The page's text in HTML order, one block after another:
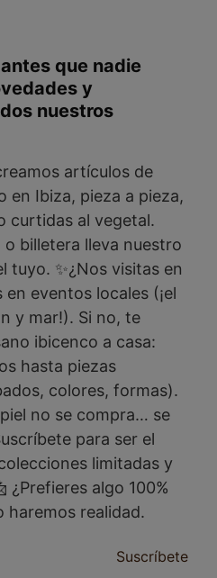
que nadie
y
nuestros
artículos de
en Ibiza, pieza a pieza,
curtidas al vegetal.
billetera lleva nuestro
✨¿Nos visitas en
eventos locales (¡el
y mar!). Si no, te
ibicenco a casa:
hasta piezas
colores, formas).
no se compra… se
para ser el
limitadas y
¿Prefieres algo 100%
haremos realidad.
Suscríbete